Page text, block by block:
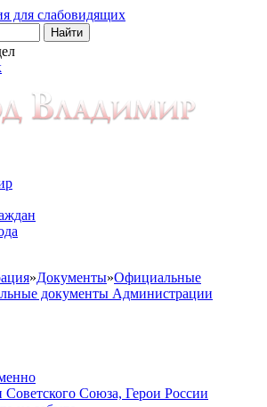
для слабовидящих
»Документы»Официальные
документы Администрации
Союза, Герои России